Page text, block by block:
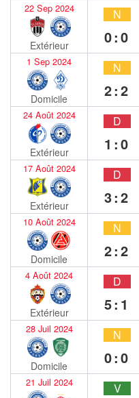
22 Sep 2024
Extérieur
N
0:0
1 Sep 2024
Domicile
N
2:2
24 Août 2024
Extérieur
D
1:0
17 Août 2024
Extérieur
D
3:2
10 Août 2024
Domicile
N
2:2
4 Août 2024
Extérieur
D
5:1
28 Juil 2024
Domicile
N
0:0
21 Juil 2024 V